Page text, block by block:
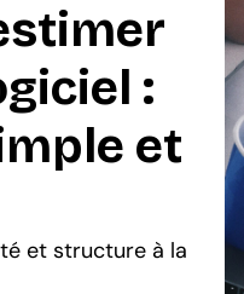
:
et
et structure à la